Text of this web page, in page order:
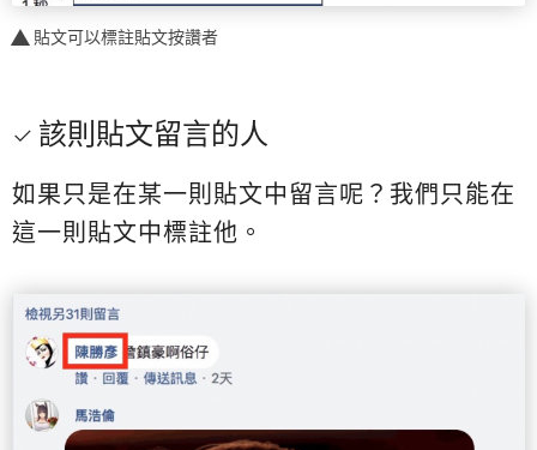
貼文可以標註貼文按讚者
該則貼文留言的人
如果只是在某一則貼文中留言呢？我們只能在
這一則貼文中標註他。